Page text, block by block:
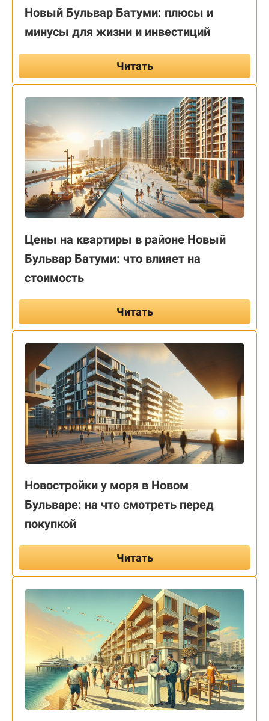
Новый Бульвар Батуми: плюсы и
минусы для жизни и инвестиций
Читать
Цены на квартиры в районе Новый
Бульвар Батуми: что влияет на
стоимость
Читать
Новостройки у моря в Новом
Бульваре: на что смотреть перед
покупкой
Читать